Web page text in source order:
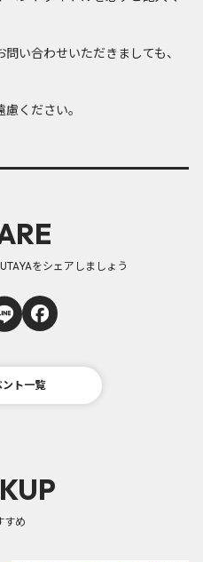
い合わせいただきましても、
ください。
をシェアしましょう
ント一覧
すめ